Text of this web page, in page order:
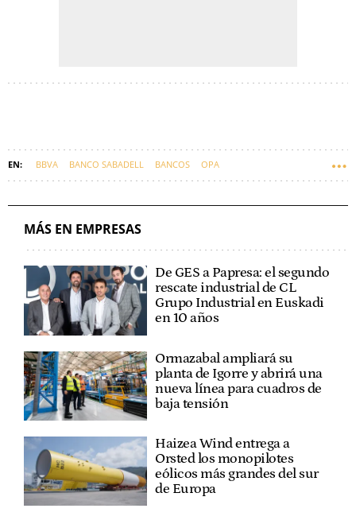
BBVA BANCO SABADELL BANCOS OPA
MÁS EN EMPRESAS
De GES a Papresa: el segundo
rescate industrial de CL
Grupo Industrial en Euskadi
en 10 años
Ormazabal ampliará su
planta de Igorre y abrirá una
nueva línea para cuadros de
baja tensión
Haizea Wind entrega a
Orsted los monopilotes
eólicos más grandes del sur
de Europa